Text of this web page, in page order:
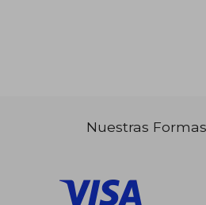
$ 54.81
Nuestras